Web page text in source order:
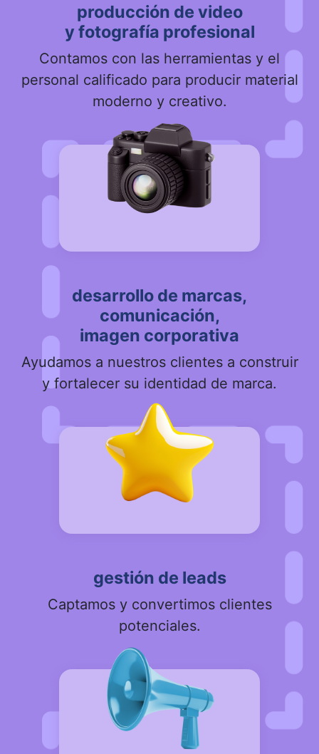
producción de video
y fotografía profesional
Contamos con las herramientas y el
personal calificado para producir material
moderno y creativo.
desarrollo de marcas,
comunicación,
imagen corporativa
Ayudamos a nuestros clientes a construir
y fortalecer su identidad de marca.
gestión de leads
Captamos y convertimos clientes
potenciales.